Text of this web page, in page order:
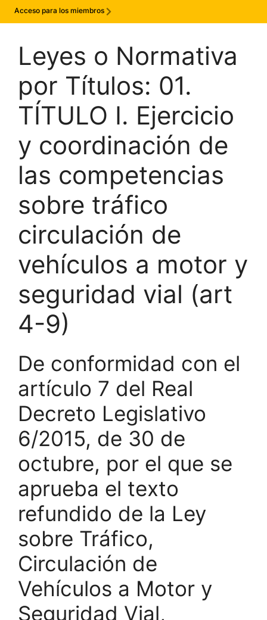
Acceso para los miembros
Leyes o Normativa
por Títulos: 01.
TÍTULO I. Ejercicio
y coordinación de
las competencias
sobre tráfico
circulación de
vehículos a motor y
seguridad vial (art
4-9)
De conformidad con el
artículo 7 del Real
Decreto Legislativo
6/2015, de 30 de
octubre, por el que se
aprueba el texto
refundido de la Ley
sobre Tráfico,
Circulación de
Vehículos a Motor y
Seguridad Vial,